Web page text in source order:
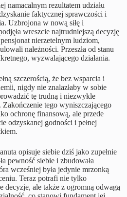
namacalnym rezultatem udziału
faktycznej sprawczości i
Uzbrojona w nową siłę i
wreszcie najtrudniejszą decyzję
nierzetelnym ludziom,
należności. Przeszła od stanu
wyzwalającego działania.
szczerością, że bez wsparcia i
nigdy nie znalazłaby w sobie
tę trudną i niezwykle
Zakończenie tego wyniszczającego
ochronę finansową, ale przede
odzyskanej godności i pełnej
opisuje siebie dziś jako zupełnie
pewność siebie i zbudowała
wcześniej była jedynie mrzonką
Teraz potrafi nie tylko
decyzje, ale także z ogromną odwagą